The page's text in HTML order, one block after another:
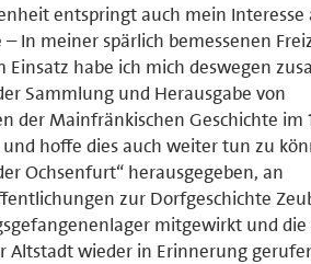
entspringt auch mein Interesse
In meiner spärlich bemessenen
habe ich mich deswegen
Sammlung und Herausgabe von
der Mainfränkischen Geschichte im
hoffe dies auch weiter tun zu
Ochsenfurt“ herausgegeben, an
zur Dorfgeschichte
mitgewirkt und
Altstadt wieder in Erinnerung